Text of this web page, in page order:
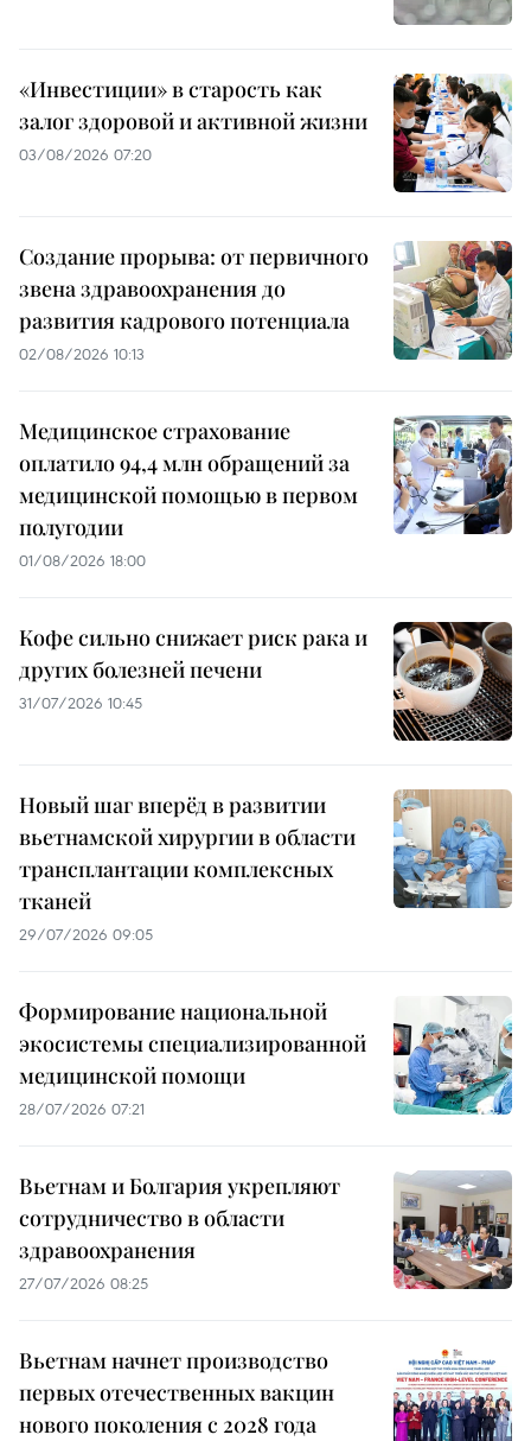
«Инвестиции» в старость как
залог здоровой и активной жизни
03/08/2026 07:20
Создание прорыва: от первичного
звена здравоохранения до
развития кадрового потенциала
02/08/2026 10:13
Медицинское страхование
оплатило 94,4 млн обращений за
медицинской помощью в первом
полугодии
01/08/2026 18:00
Кофе сильно снижает риск рака и
других болезней печени
31/07/2026 10:45
Новый шаг вперёд в развитии
вьетнамской хирургии в области
трансплантации комплексных
тканей
29/07/2026 09:05
Формирование национальной
экосистемы специализированной
медицинской помощи
28/07/2026 07:21
Вьетнам и Болгария укрепляют
сотрудничество в области
здравоохранения
27/07/2026 08:25
Вьетнам начнет производство
первых отечественных вакцин
нового поколения с 2028 года